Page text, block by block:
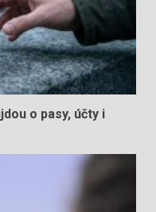
o pasy, účty i